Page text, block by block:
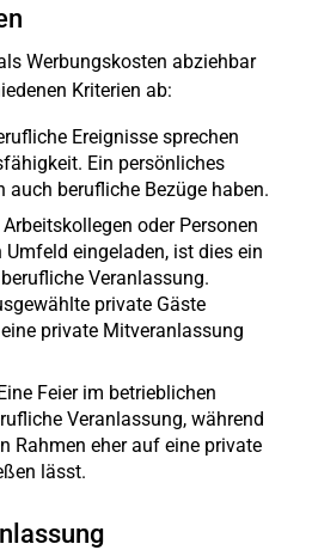
Werbungskosten abziehbar
Kriterien ab:
Ereignisse sprechen
Ein persönliches
auch berufliche Bezüge haben.
oder Personen
eingeladen, ist dies ein
Veranlassung.
private Gäste
private Mitveranlassung
Feier im betrieblichen
Veranlassung, während
Rahmen eher auf eine private
lässt.